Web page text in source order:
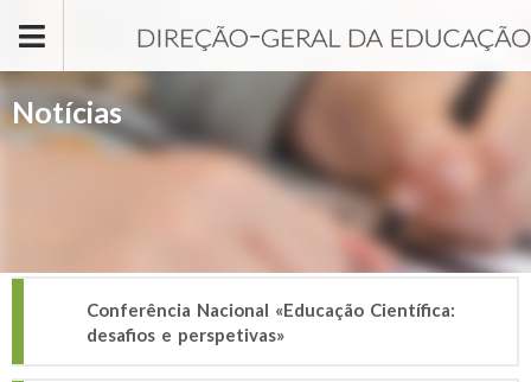
Notícias
Conferência Nacional «Educação Científica:
desafios e perspetivas»